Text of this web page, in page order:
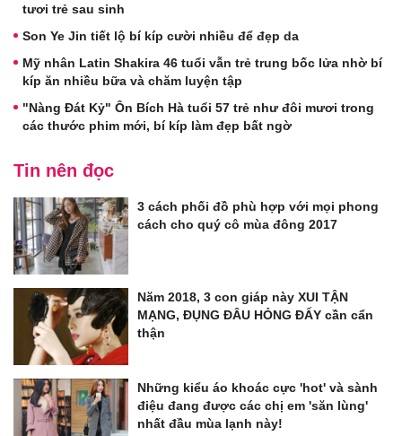
tươi trẻ sau sinh
Son Ye Jin tiết lộ bí kíp cười nhiều để đẹp da
Mỹ nhân Latin Shakira 46 tuổi vẫn trẻ trung bốc lửa nhờ bí
kíp ăn nhiều bữa và chăm luyện tập
"Nàng Đát Kỷ" Ôn Bích Hà tuổi 57 trẻ như đôi mươi trong
các thước phim mới, bí kíp làm đẹp bất ngờ
Tin nên đọc
3 cách phối đồ phù hợp với mọi phong
cách cho quý cô mùa đông 2017
Năm 2018, 3 con giáp này XUI TẬN
MẠNG, ĐỤNG ĐÂU HỎNG ĐẤY cần cẩn
thận
Những kiểu áo khoác cực 'hot' và sành
điệu đang được các chị em 'săn lùng'
nhất đầu mùa lạnh này!